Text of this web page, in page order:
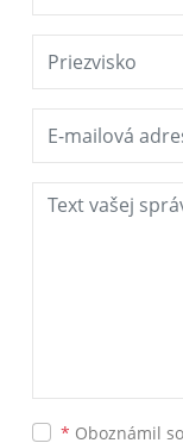
* Oboznámil